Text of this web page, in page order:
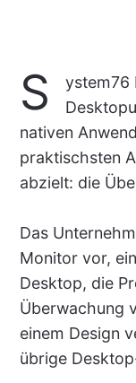
S
ystem76
nativen
praktischsten
abzielt: die
Das
Monitor vor,
Desktop, die
Überwachung
einem Design
übrige